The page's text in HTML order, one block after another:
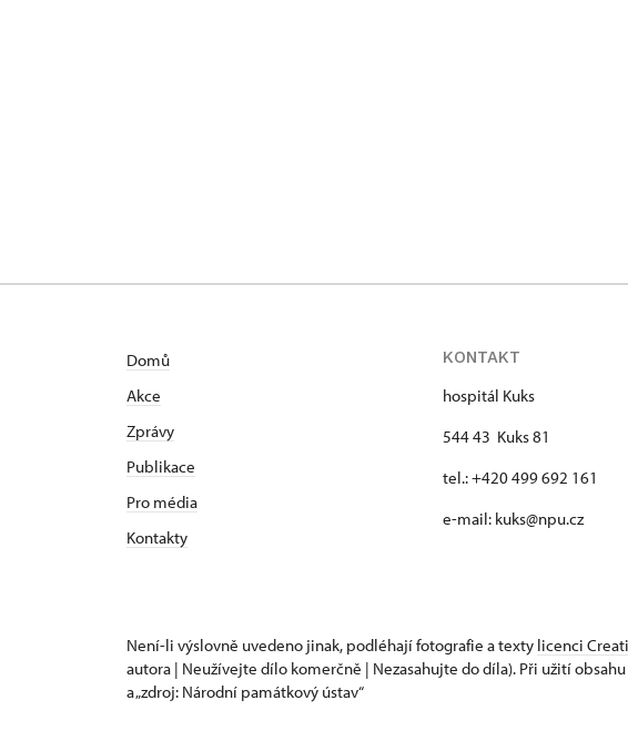
Domů
Akce
Zprávy
Publikace
Pro média
Kontakty
KONTAKT
hospitál Kuks
544 43 Kuks 81
tel.: +420 499 692 161
e-mail: kuks@npu.cz
Není-li výslovně uvedeno jinak, podléhají fotografie a texty licenci
autora | Neužívejte dílo komerčně | Nezasahujte do díla). Při užití
a „zdroj: Národní památkový ústav“